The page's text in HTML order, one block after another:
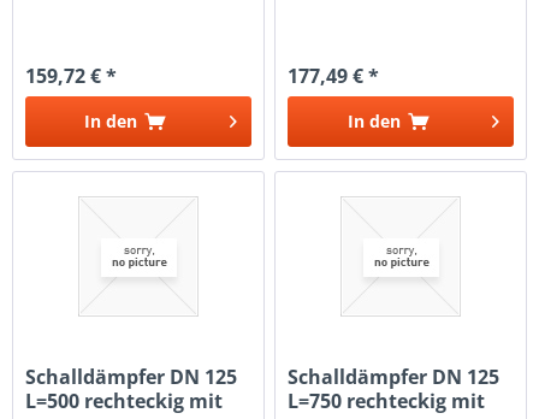
159,72 € *
In den
177,49 € *
In den
Schalldämpfer DN 125
L=500 rechteckig mit
Schalldämpfer DN 125
L=750 rechteckig mit